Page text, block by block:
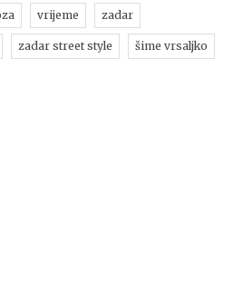
vrijeme zadar
zadar street style šime vrsaljko